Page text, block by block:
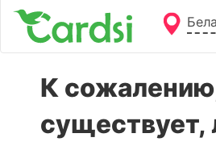
К
существует,